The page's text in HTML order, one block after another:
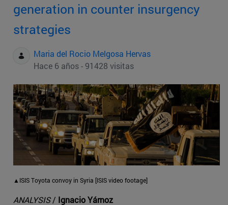
generation in counter insurgency
strategies
Maria del Rocio Melgosa Hervas
Hace 6 años - 91428 visitas
▲ISIS Toyota convoy in Syria [ISIS video footage]
ANALYSIS/ Ignacio Yárnoz